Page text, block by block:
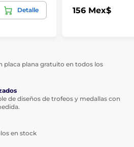
Detalle 156 Mex$
placa plana gratuito en todos los
de diseños de trofeos y medallas con
en stock